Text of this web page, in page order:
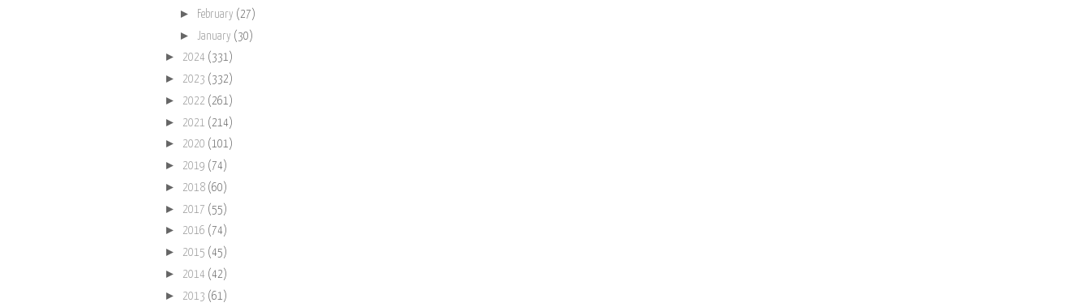
► February (27)
► January (30)
► 2024 (331)
► 2023 (332)
► 2022 (261)
► 2021 (214)
► 2020 (101)
► 2019 (74)
► 2018 (60)
► 2017 (55)
► 2016 (74)
► 2015 (45)
► 2014 (42)
► 2013 (61)